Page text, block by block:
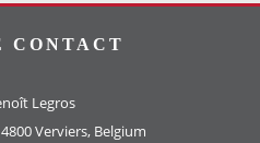
CONTACT
Legros
Verviers, Belgium